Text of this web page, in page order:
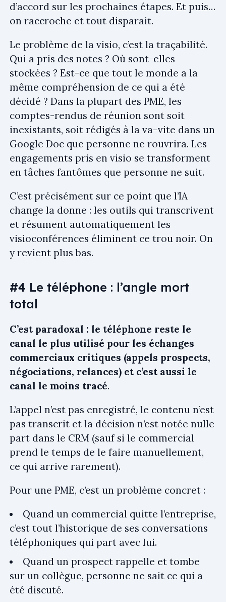
d’accord sur les prochaines étapes. Et puis…
on raccroche et tout disparait.
Le problème de la visio, c’est la traçabilité.
Qui a pris des notes ? Où sont-elles
stockées ? Est-ce que tout le monde a la
même compréhension de ce qui a été
décidé ? Dans la plupart des PME, les
comptes-rendus de réunion sont soit
inexistants, soit rédigés à la va-vite dans un
Google Doc que personne ne rouvrira. Les
engagements pris en visio se transforment
en tâches fantômes que personne ne suit.
C’est précisément sur ce point que l’IA
change la donne : les outils qui transcrivent
et résument automatiquement les
visioconférences éliminent ce trou noir. On
y revient plus bas.
#4 Le téléphone : l’angle mort
total
C’est paradoxal : le téléphone reste le
canal le plus utilisé pour les échanges
commerciaux critiques (appels prospects,
négociations, relances) et c’est aussi le
canal le moins tracé.
L’appel n’est pas enregistré, le contenu n’est
pas transcrit et la décision n’est notée nulle
part dans le CRM (sauf si le commercial
prend le temps de le faire manuellement,
ce qui arrive rarement).
Pour une PME, c’est un problème concret :
Quand un commercial quitte l’entreprise,
c’est tout l’historique de ses conversations
téléphoniques qui part avec lui.
Quand un prospect rappelle et tombe
sur un collègue, personne ne sait ce qui a
été discuté.